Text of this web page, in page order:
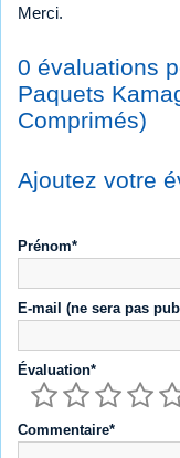
Merci.
0 évaluations
Paquets
Comprimés)
Ajoutez votre
Prénom*
E-mail (ne sera pas
Évaluation*
Commentaire*